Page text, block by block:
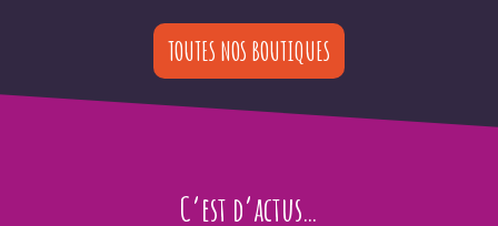
TOUTES NOS BOUTIQUES
C’est d’actus…